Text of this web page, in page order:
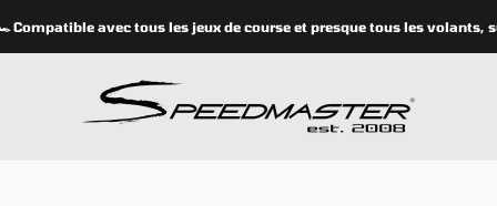
avec tous les jeux de course et presque tous les volants, sur
speedmasterseats